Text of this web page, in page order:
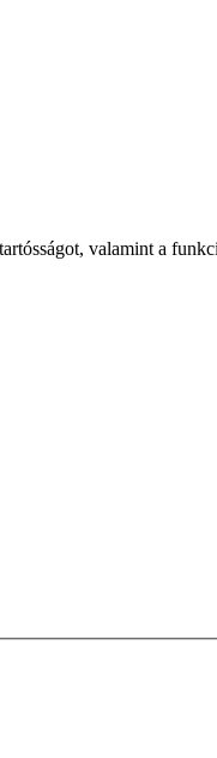
valamint a